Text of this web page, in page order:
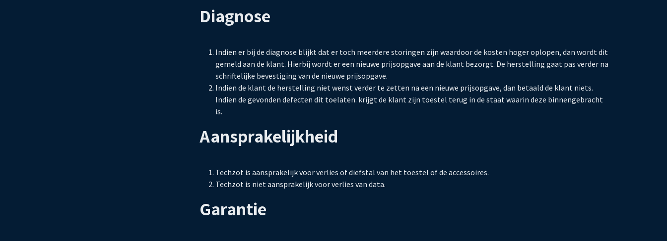
Diagnose
Indien er bij de diagnose blijkt dat er toch meerdere storingen zijn waardoor de kosten hoger oplopen, dan wordt dit
gemeld aan de klant. Hierbij wordt er een nieuwe prijsopgave aan de klant bezorgt. De herstelling gaat pas verder na
schriftelijke bevestiging van de nieuwe prijsopgave.
Indien de klant de herstelling niet wenst verder te zetten na een nieuwe prijsopgave, dan betaald de klant niets.
Indien de gevonden defecten dit toelaten. krijgt de klant zijn toestel terug in de staat waarin deze binnengebracht
is.
Aansprakelijkheid
Techzot is aansprakelijk voor verlies of diefstal van het toestel of de accessoires.
Techzot is niet aansprakelijk voor verlies van data.
Garantie